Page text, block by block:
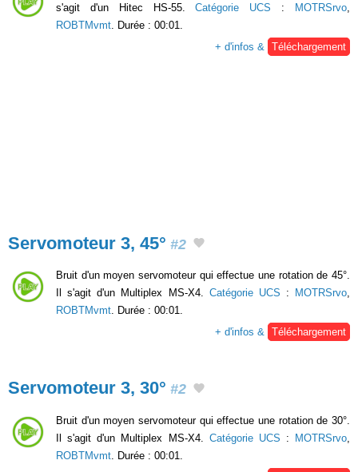
s'agit d'un Hitec HS-55.Catégorie UCS : MOTRSrvo
ROBTMvmt . Durée : 00:01.
+ d'infos &
Téléchargement
Servomoteur 3, 45° #2
Bruit d'un moyen servomoteur qui effectue une rotation de 45°.
Il s'agit d'un Multiplex MS-X4. Catégorie UCS : MOTRSrvo,
ROBTMvmt. Durée : 00:01.
+ d'infos & Téléchargement
Servomoteur 3, 30° #2
Bruit d'un moyen servomoteur qui effectue une rotation de 30°.
Il s'agit d'un Multiplex MS-X4. Catégorie UCS : MOTRSrvo
ROBTMvmt . Durée : 00:01.